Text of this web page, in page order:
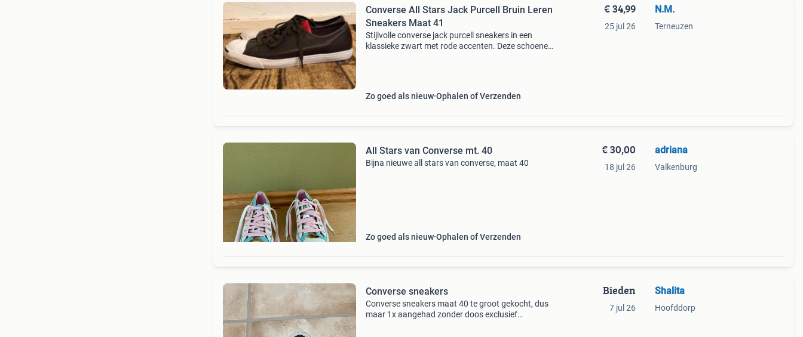
Converse All Stars Jack Purcell Bruin Leren
Sneakers Maat 41
Stijlvolle converse jack purcell sneakers in een
klassieke zwart met rode accenten. Deze schoenen
Zo goed als nieuw Ophalen of Verzenden
€ 34,99
25 jul 26
N.M.
Terneuzen
All Stars van Converse mt. 40
Bijna nieuwe all stars van converse, maat 40
Zo goed als nieuw Ophalen of Verzenden
€ 30,00
18 jul 26
adriana
Valkenburg
Converse sneakers
Converse sneakers maat 40 te groot gekocht, dus
maar 1x aangehad zonder doos exclusief
Bieden
7 jul 26
Shalita
Hoofddorp